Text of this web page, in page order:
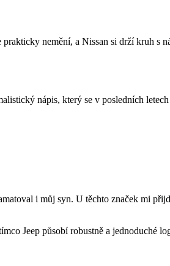
nemění, a Nissan si drží kruh s
nápis, který se v posledních
i můj syn. U těchto značek mi
Jeep působí robustně a jednoduché